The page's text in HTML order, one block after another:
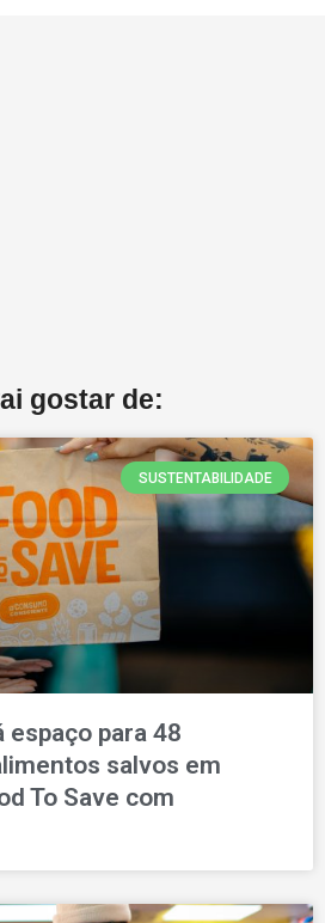
gostar de:
SUSTENTABILIDADE
espaço para 48
salvos em
To Save com